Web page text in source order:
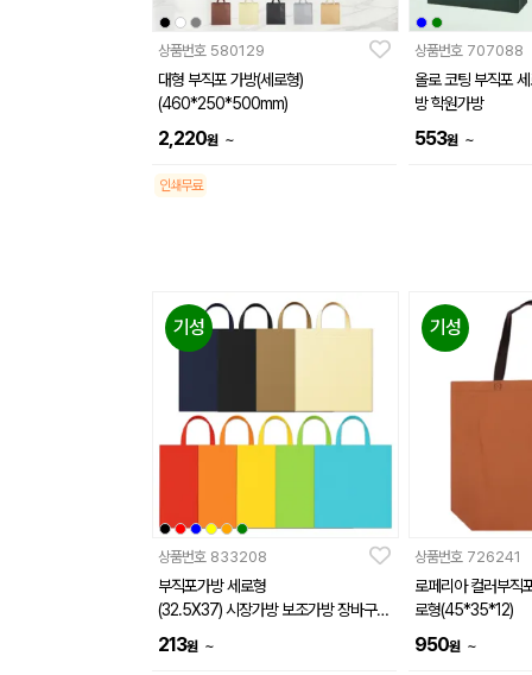
상품번호 580129
대형 부직포 가방(세로형)
(460*250*500mm)
2,220원 ~
인쇄무료
상품번호 707088
올로 코팅 부직포
방 학원가방
553원 ~
기성
상품번호 833208
부직포가방 세로형
(32.5X37) 시장가방 보조가방 장바구니
// 인쇄제작가능
213원 ~
기성
상품번호 726241
로페리아 컬러부직
로형(45*35*12)
950원 ~